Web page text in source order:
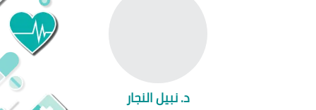
د. نبيل النجار